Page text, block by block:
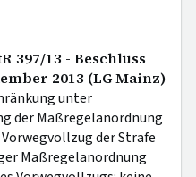
397/13 - Beschluss
2013 (LG Mainz)
unter
der Maßregelanordnung
der Strafe
Maßregelanordnung